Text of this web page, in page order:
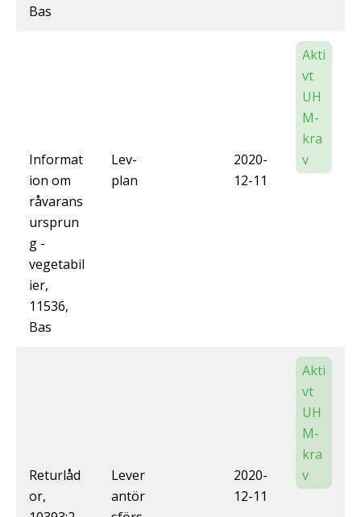
Bas
Informat
ion om
råvarans
ursprun
g -
vegetabil
ier,
11536,
Bas
Lev-
plan
2020-
12-11
Akti
vt
UH
M-
kra
v
Returlåd
or,
Lever
antör
2020-
12-11
Akti
vt
UH
M-
kra
v